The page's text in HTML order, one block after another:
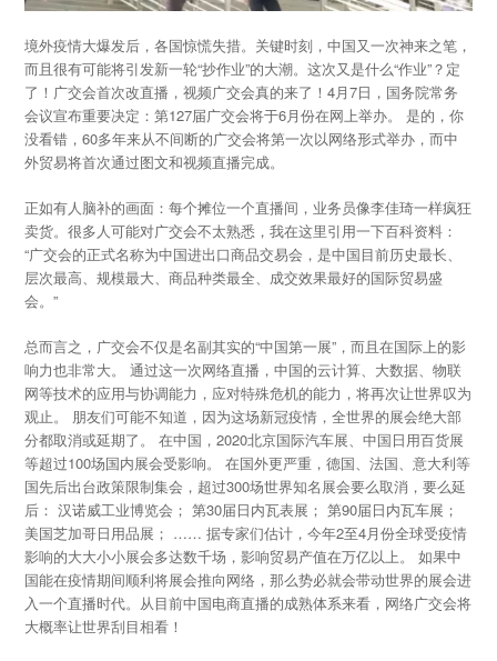
境外疫情大爆发后，各国惊慌失措。关键时刻，中国又一次神来之笔，
而且很有可能将引发新一轮“抄作业”的大潮。这次又是什么“作业”？定
了！广交会首次改直播，视频广交会真的来了！4月7日，国务院常务
会议宣布重要决定：第127届广交会将于6月份在网上举办。 是的，你
没看错，60多年来从不间断的广交会将第一次以网络形式举办，而中
外贸易将首次通过图文和视频直播完成。
正如有人脑补的画面：每个摊位一个直播间，业务员像李佳琦一样疯狂
卖货。很多人可能对广交会不太熟悉，我在这里引用一下百科资料：
“广交会的正式名称为中国进出口商品交易会，是中国目前历史最长、
层次最高、规模最大、商品种类最全、成交效果最好的国际贸易盛
会。”
总而言之，广交会不仅是名副其实的“中国第一展”，而且在国际上的影
响力也非常大。 通过这一次网络直播，中国的云计算、大数据、物联
网等技术的应用与协调能力，应对特殊危机的能力，将再次让世界叹为
观止。 朋友们可能不知道，因为这场新冠疫情，全世界的展会绝大部
分都取消或延期了。 在中国，2020北京国际汽车展、中国日用百货展
等超过100场国内展会受影响。 在国外更严重，德国、法国、意大利等
国先后出台政策限制集会，超过300场世界知名展会要么取消，要么延
后： 汉诺威工业博览会； 第30届日内瓦表展； 第90届日内瓦车展；
美国芝加哥日用品展； …… 据专家们估计，今年2至4月份全球受疫情
影响的大大小小展会多达数千场，影响贸易产值在万亿以上。 如果中
国能在疫情期间顺利将展会推向网络，那么势必就会带动世界的展会进
入一个直播时代。从目前中国电商直播的成熟体系来看，网络广交会将
大概率让世界刮目相看！